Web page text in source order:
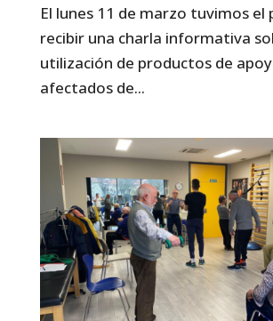
El lunes 11 de marzo tuvimos el
recibir una charla informativa
utilización de productos de
afectados de...